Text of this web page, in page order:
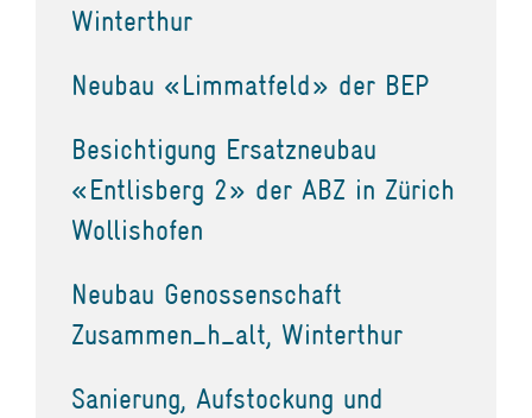
Winterthur
Neubau «Limmatfeld» der BEP
Besichtigung Ersatzneubau
«Entlisberg 2» der ABZ in Zürich
Wollishofen
Neubau Genossenschaft
Zusammen_h_alt, Winterthur
Sanierung, Aufstockung und